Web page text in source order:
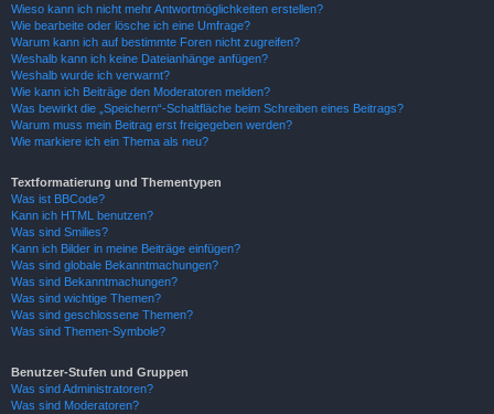
Wieso kann ich nicht mehr Antwortmöglichkeiten erstellen?
Wie bearbeite oder lösche ich eine Umfrage?
Warum kann ich auf bestimmte Foren nicht zugreifen?
Weshalb kann ich keine Dateianhänge anfügen?
Weshalb wurde ich verwarnt?
Wie kann ich Beiträge den Moderatoren melden?
Was bewirkt die „Speichern“-Schaltfläche beim Schreiben eines Beitrags?
Warum muss mein Beitrag erst freigegeben werden?
Wie markiere ich ein Thema als neu?
Textformatierung und Thementypen
Was ist BBCode?
Kann ich HTML benutzen?
Was sind Smilies?
Kann ich Bilder in meine Beiträge einfügen?
Was sind globale Bekanntmachungen?
Was sind Bekanntmachungen?
Was sind wichtige Themen?
Was sind geschlossene Themen?
Was sind Themen-Symbole?
Benutzer-Stufen und Gruppen
Was sind Administratoren?
Was sind Moderatoren?